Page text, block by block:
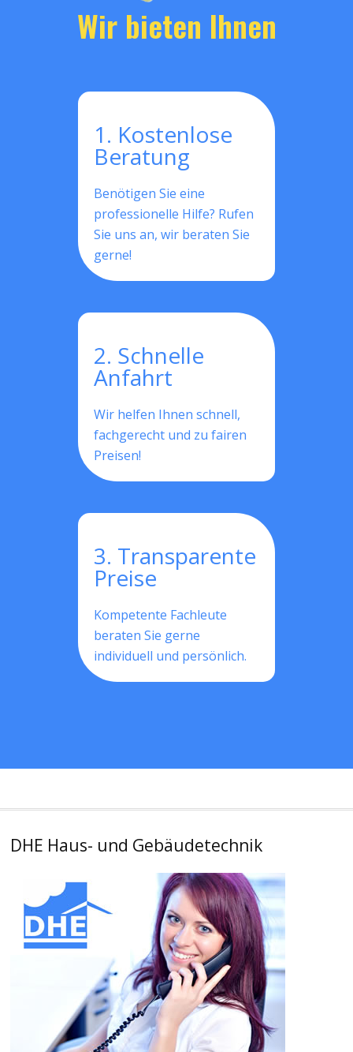
Wir bieten Ihnen
1. Kostenlose
Beratung
Benötigen Sie eine
professionelle Hilfe? Rufen
Sie uns an, wir beraten Sie
gerne!
2. Schnelle
Anfahrt
Wir helfen Ihnen schnell,
fachgerecht und zu fairen
Preisen!
3. Transparente
Preise
Kompetente Fachleute
beraten Sie gerne
individuell und persönlich.
DHE Haus- und Gebäudetechnik